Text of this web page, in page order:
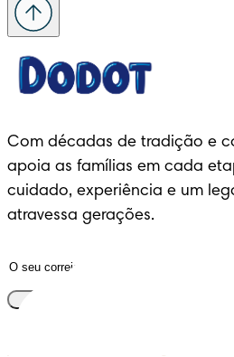
Com décadas de tradição e
apoia as famílias em cada
cuidado, experiência e um
atravessa gerações.